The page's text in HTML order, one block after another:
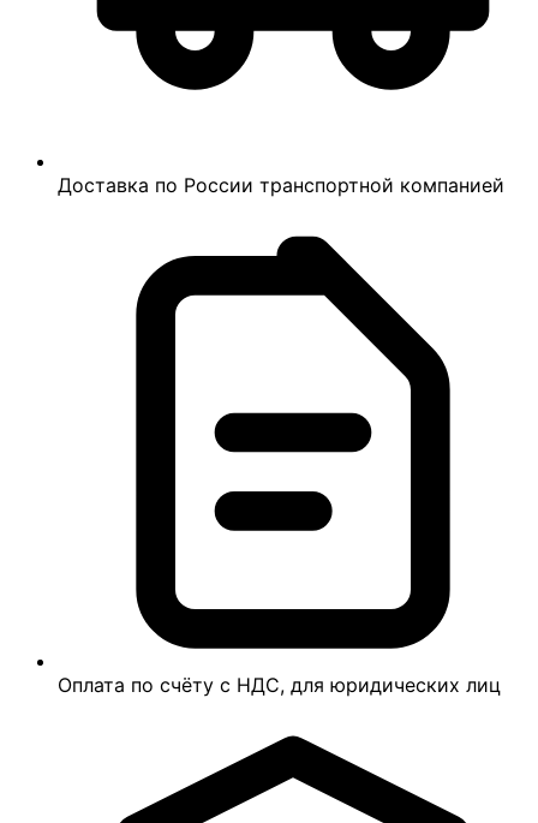
Доставка по России транспортной компанией
Оплата по счёту с НДС, для юридических лиц